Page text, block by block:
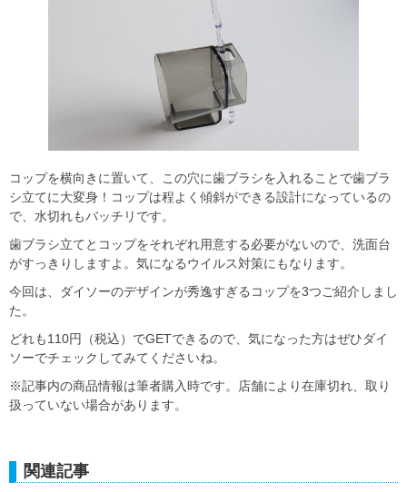
コップを横向きに置いて、この穴に歯ブラシを入れることで歯ブラ
シ立てに大変身！コップは程よく傾斜ができる設計になっているの
で、水切れもバッチリです。
歯ブラシ立てとコップをそれぞれ用意する必要がないので、洗面台
がすっきりしますよ。気になるウイルス対策にもなります。
今回は、ダイソーのデザインが秀逸すぎるコップを3つご紹介しまし
た。
どれも110円（税込）でGETできるので、気になった方はぜひダイ
ソーでチェックしてみてくださいね。
※記事内の商品情報は筆者購入時です。店舗により在庫切れ、取り
扱っていない場合があります。
関連記事